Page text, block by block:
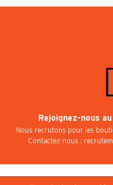
Rejoignez-nous
Nous recrutons pour les
Contactez-nous :